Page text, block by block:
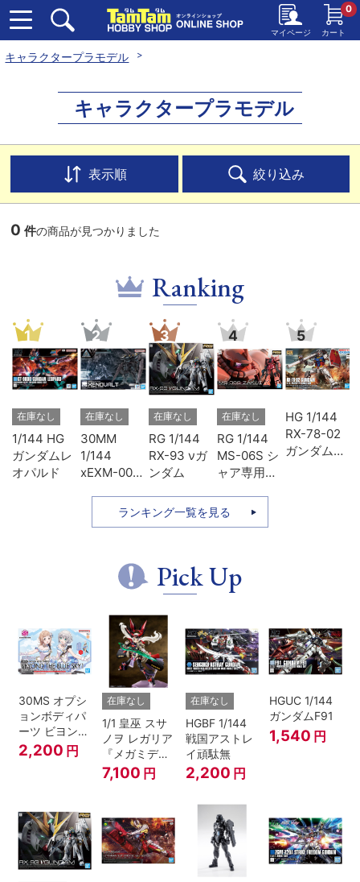
マイページ カート
0
キャラクタープラモデル
キャラクタープラモデル
表示順 絞り込み
0 件の商品が見つかりました
Ranking
1
在庫なし
1/144 HG
ガンダムレ
オパルド
2
在庫なし
30MM
1/144
xEXM-000
3
在庫なし
RG 1/144
RX-93 νガ
ンダム
4
在庫なし
RG 1/144
MS-06S シ
ャア専用ザ
5
HG 1/144
RX-78-02
ガンダム
ランキング一覧を見る
Pick Up
30MS オプシ
ョンボディパ
ーツ ビヨンド
ザブルースカ
イ1[カラーA]
2,200 円
在庫なし
1/1 皇巫 スサ
ノヲ レガリア
『メガミデバ
イス』
7,100 円
在庫なし
HGBF 1/144
戦国アストレ
イ頑駄無
2,200 円
HGUC 1/144
ガンダムF91
1,540 円